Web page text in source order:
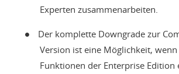
Experten zusammenarbeiten.
Der komplette Downgrade zur
Version ist eine Möglichkeit,
Funktionen der Enterprise Edition